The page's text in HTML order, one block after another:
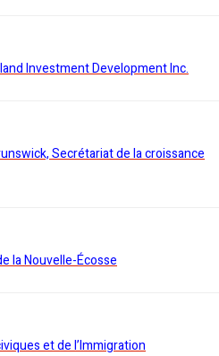
Investment Development Inc.
Secrétariat de la croissance
la Nouvelle-Écosse
et de l’Immigration